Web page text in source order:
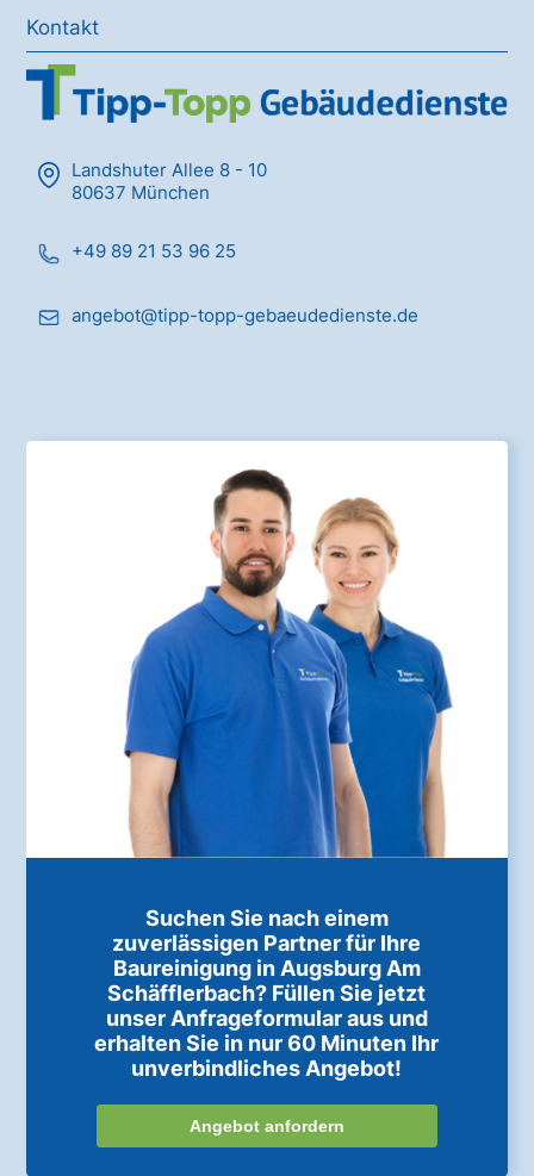
Kontakt
Landshuter Allee 8 - 10
80637 München
+49 89 21 53 96 25
angebot@tipp-topp-gebaeudedienste.de
Suchen Sie nach einem
zuverlässigen Partner für Ihre
Baureinigung in Augsburg Am
Schäfflerbach? Füllen Sie jetzt
unser Anfrageformular aus und
erhalten Sie in nur 60 Minuten Ihr
unverbindliches Angebot!
Angebot anfordern